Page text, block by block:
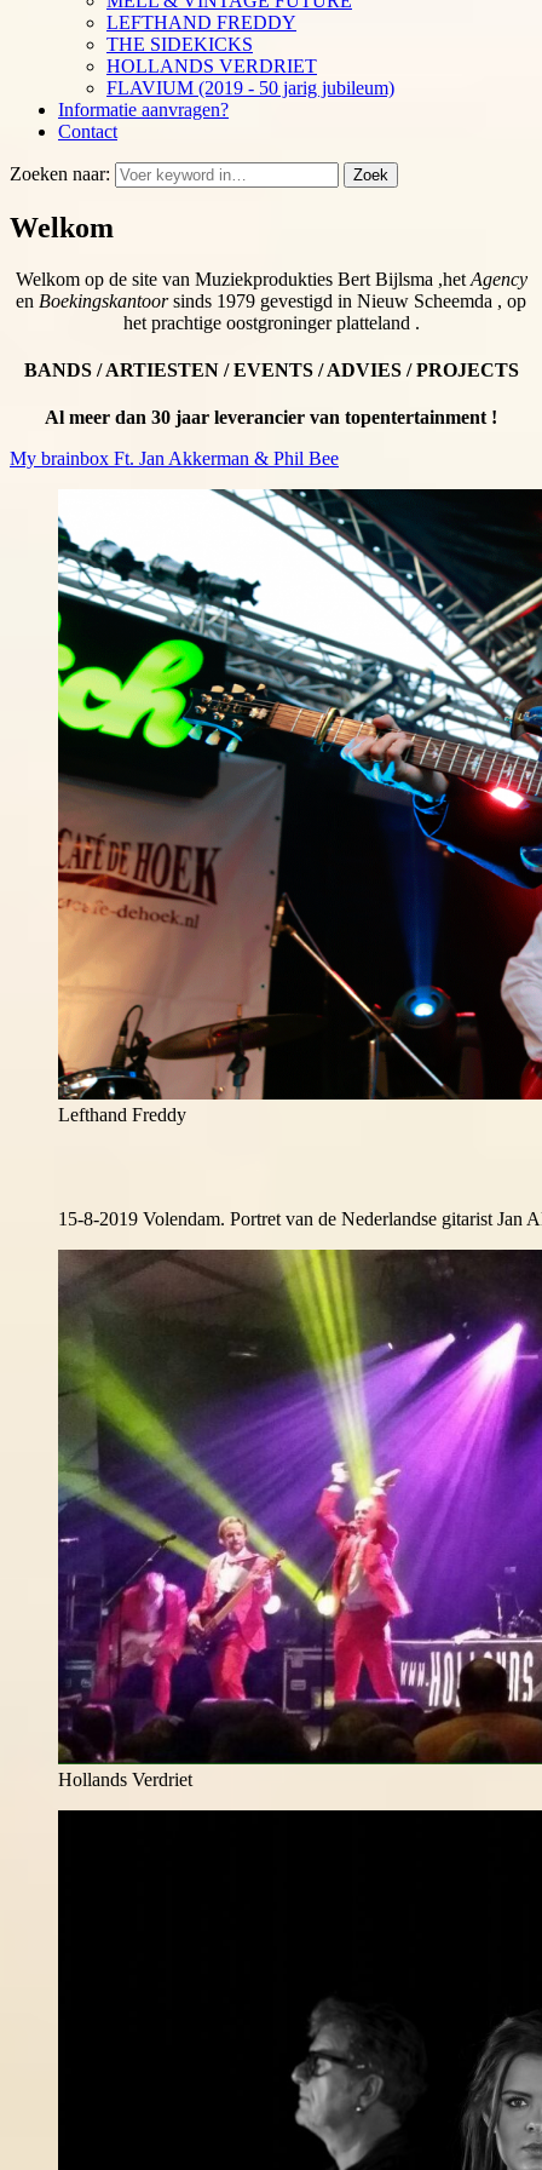
LEFTHAND FREDDY
THE SIDEKICKS
HOLLANDS VERDRIET
FLAVIUM (2019 - 50 jarig jubileum)
Informatie aanvragen?
Contact
Zoeken naar: Zoek
Welkom
Welkom op de site van Muziekprodukties Bert Bijlsma ,het Agency
en Boekingskantoorsinds 1979 gevestigd in Nieuw Scheemda , op
het prachtige oostgroninger platteland .
BANDS / ARTIESTEN / EVENTS / ADVIES / PROJECTS
Al meer dan 30 jaar leverancier van topentertainment !
My brainbox Ft. Jan Akkerman & Phil Bee
Lefthand Freddy
15-8-2019 Volendam. Portret van de Nederlandse gitarist Jan
Hollands Verdriet